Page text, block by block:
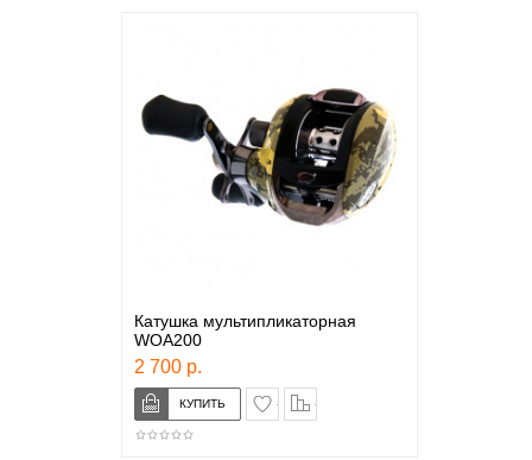
Катушка мультипликаторная
WOA200
2 700 р.
в закладки